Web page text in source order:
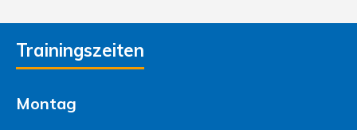
Trainingszeiten
Montag